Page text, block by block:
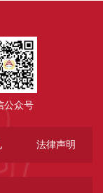
公众号
法律声明